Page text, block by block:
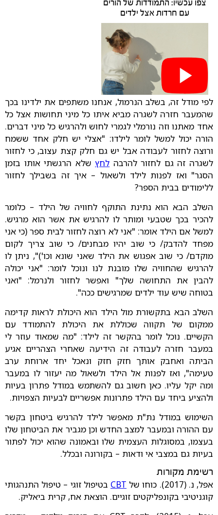
צפו עכשיו: התמודדות של הורים
עם חרדות אצל ילדים
לפי מודל זה, בשלב הנרמול, אנחנו משתפים את ילדינו בכך
שהמעבר חזרה לשגרה מביא איתו כל מיני תחושות אצל כל
אחד מאתנו וזה נורמלי לגמרי לחוש ולהרגיש כל מיני דברים.
הורה יכול למשל לומר לילדו: "אצלי יש חלק אחד ששמח
ורוצה לחזור לעבודה אבל יש גם חלק קצת עצוב, כי לחזור
לשגרה זה גם לחזור להרבה לחץשלא הרגשתי אותו בזמן
הסגר" ואז לפנות לילד ולשאול – איך זה בשבילך לחזור
ללימודים בבית הספר?
השלב הבא הוא נתינת התוקף לחוויה של הילד – כלומר
להכיר בכך שטבעי ומותר לו להרגיש את אשר הוא מרגיש.
למשל אם הילד אומר: "אני לא רוצה לחזור לבית ספר (כי אני
מפחד להדבק/ כי שוב יהיו מבחנים/ כי שוב צריך לקום
מוקדם/ כי שוב אפגוש את הילד שאני שונא וכו')", ניתן לו
להרגיש שהחוויה שלו מובנת לנו ונוכל לומר: "אני יכולה
להבין את התחושה שלך" ואפשר לחזור ולנרמל: "ואני
בטוחה שיש עוד ילדים שמרגישים ככה".
השלב הבא בתקשורת מול הילד הוא היכולת לראות קדימה
ממקום של תקווה שכוללת את היכולת להתמודד עם
הקשיים. נוכל לומר בהקשר זה לילד: "מה שמאוד עוזר לי
במעבר חזרה לעבודה זה הידיעה שאחרי הצהריים אגיע
הביתה ואחבק אותך חזק חזק ונאכל יחד ארוחת ערב
טעימה", ואז לפנות אל הילד ולשאול מה יעזור לו במעבר
ומה יקל עליו. כאן חשוב גם להשתמש במודל פתרון בעיות
ולהציע ביחד עם הילד פתרונות אפשריים לבעיות הצפויות.
השימוש במודל נת"ת מאפשר לילד להרגיש ביטחון בקשר
עם ההורה ובמעבר למצב החדש וכן מגביר את הביטחון שלו
בעצמו, במסוגלות העצמית שלו ובאמונה שהוא יכול לפתור
בעיות גם במצבי אי ודאות – בקורונה ובכלל.
רשימת מקורות
אפל, נ. (2017). כוחו של CBT בטיפול זוגי – טיפול התנהגותי
קוגניטיבי בקונפליקטים זוגיים. הוצאת אח, קרית ביאליק.